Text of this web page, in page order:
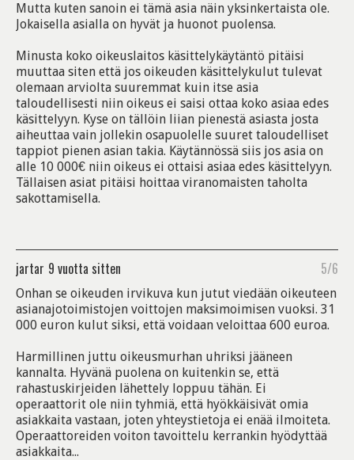
Mutta kuten sanoin ei tämä asia näin yksinkertaista ole.
Jokaisella asialla on hyvät ja huonot puolensa.
Minusta koko oikeuslaitos käsittelykäytäntö pitäisi
muuttaa siten että jos oikeuden käsittelykulut tulevat
olemaan arviolta suuremmat kuin itse asia
taloudellisesti niin oikeus ei saisi ottaa koko asiaa edes
käsittelyyn. Kyse on tällöin liian pienestä asiasta josta
aiheuttaa vain jollekin osapuolelle suuret taloudelliset
tappiot pienen asian takia. Käytännössä siis jos asia on
alle 10 000€ niin oikeus ei ottaisi asiaa edes käsittelyyn.
Tällaisen asiat pitäisi hoittaa viranomaisten taholta
sakottamisella.
jartar 9 vuotta sitten 5/6
Onhan se oikeuden irvikuva kun jutut viedään oikeuteen
asianajotoimistojen voittojen maksimoimisen vuoksi. 31
000 euron kulut siksi, että voidaan veloittaa 600 euroa.
Harmillinen juttu oikeusmurhan uhriksi jääneen
kannalta. Hyvänä puolena on kuitenkin se, että
rahastuskirjeiden lähettely loppuu tähän. Ei
operaattorit ole niin tyhmiä, että hyökkäisivät omia
asiakkaita vastaan, joten yhteystietoja ei enää ilmoiteta.
Operaattoreiden voiton tavoittelu kerrankin hyödyttää
asiakkaita...